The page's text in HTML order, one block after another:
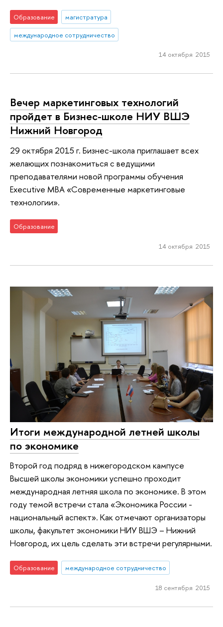
Образование
магистратура
международное сотрудничество
14 октября 2015
Вечер маркетинговых технологий
пройдет в Бизнес-школе НИУ ВШЭ
Нижний Новгород
29 октября 2015 г. Бизнес-школа приглашает всех
желающих познакомиться с ведущими
преподавателями новой программы обучения
Executive МВА «Современные маркетинговые
технологии».
Образование
14 октября 2015
Итоги международной летней школы
по экономике
Второй год подряд в нижегородском кампусе
Высшей школы экономики успешно проходит
международная летняя школа по экономике. В этом
году темой встречи стала «Экономика России -
национальный аспект». Как отмечают организаторы
школы, факультет экономики НИУ ВШЭ – Нижний
Новгород, их цель сделать эти встречи регулярными.
Образование международное сотрудничество
18 сентября 2015